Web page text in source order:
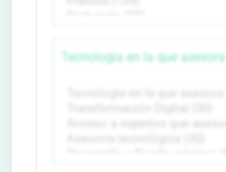
Tecnología en la que asesora